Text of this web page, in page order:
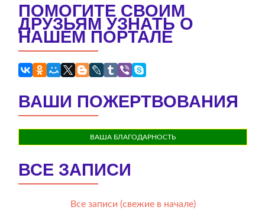
ПОМОГИТЕ СВОИМ
ДРУЗЬЯМ УЗНАТЬ О
НАШЕМ ПОРТАЛЕ
ВАШИ ПОЖЕРТВОВАНИЯ
ВАША БЛАГОДАРНОСТЬ
ВСЕ ЗАПИСИ
Все записи (свежие в начале)